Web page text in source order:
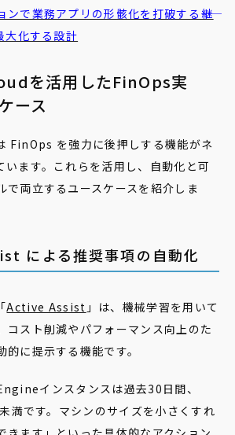
で業務アプリの形骸化を打破する――継
大化する設計
を活用したFinOps実
ース
を強力に後押しする機能がネ
います。これらを活用し、自動化と可
で両立するユースケースを紹介しま
による推奨事項の自動化
Active Assist 」は、機械学習を用いて
コスト削減やパフォーマンス向上のた
に提示する機能です。
インスタンスは過去30日間、
満です。マシンのサイズを小さくすれ